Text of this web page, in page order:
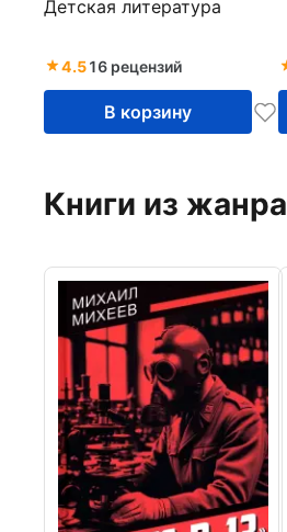
Детская литература
4.516 рецензий
В корзину
Книги из жанра